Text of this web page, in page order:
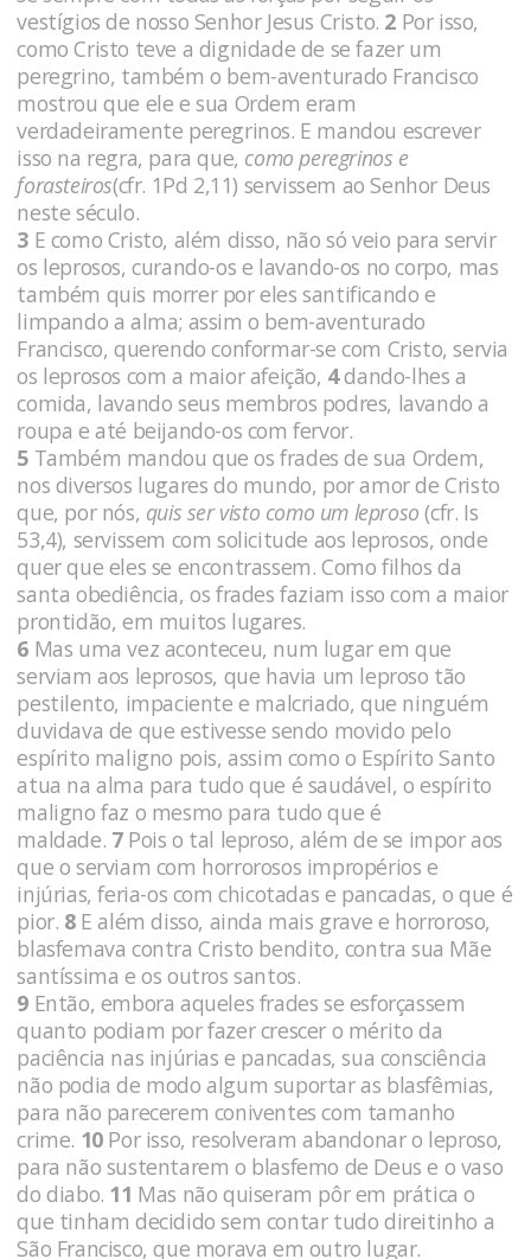
vestígios de nosso Senhor Jesus Cristo. 2 Por isso,
como Cristo teve a dignidade de se fazer um
peregrino, também o bem-aventurado Francisco
mostrou que ele e sua Ordem eram
verdadeiramente peregrinos. E mandou escrever
isso na regra, para que, como peregrinos e
forasteiros(cfr. 1Pd 2,11) servissem ao Senhor Deus
neste século.
3 E como Cristo, além disso, não só veio para servir
os leprosos, curando-os e lavando-os no corpo, mas
também quis morrer por eles santificando e
limpando a alma; assim o bem-aventurado
Francisco, querendo conformar-se com Cristo, servia
os leprosos com a maior afeição, 4dando-lhes a
comida, lavando seus membros podres, lavando a
roupa e até beijando-os com fervor.
5 Também mandou que os frades de sua Ordem,
nos diversos lugares do mundo, por amor de Cristo
que, por nós, quis ser visto como um leproso (cfr. Is
53,4), servissem com solicitude aos leprosos, onde
quer que eles se encontrassem. Como filhos da
santa obediência, os frades faziam isso com a maior
prontidão, em muitos lugares.
6 Mas uma vez aconteceu, num lugar em que
serviam aos leprosos, que havia um leproso tão
pestilento, impaciente e malcriado, que ninguém
duvidava de que estivesse sendo movido pelo
espírito maligno pois, assim como o Espírito Santo
atua na alma para tudo que é saudável, o espírito
maligno faz o mesmo para tudo que é
maldade. 7Pois o tal leproso, além de se impor aos
que o serviam com horrorosos impropérios e
injúrias, feria-os com chicotadas e pancadas, o que é
pior. 8E além disso, ainda mais grave e horroroso,
blasfemava contra Cristo bendito, contra sua Mãe
santíssima e os outros santos.
9 Então, embora aqueles frades se esforçassem
quanto podiam por fazer crescer o mérito da
paciência nas injúrias e pancadas, sua consciência
não podia de modo algum suportar as blasfêmias,
para não parecerem coniventes com tamanho
crime. 10 Por isso, resolveram abandonar o leproso,
para não sustentarem o blasfemo de Deus e o vaso
do diabo. 11 Mas não quiseram pôr em prática o
que tinham decidido sem contar tudo direitinho a
São Francisco, que morava em outro lugar.